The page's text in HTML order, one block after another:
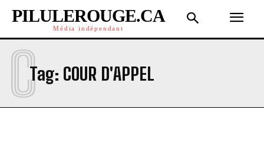
PILULEROUGE.CA
Média indépendant
Tag: COUR D'APPEL
C